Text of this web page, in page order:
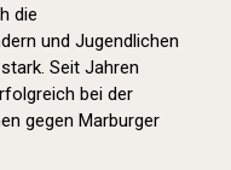
die
und Jugendlichen
Seit Jahren
bei der
gegen Marburger